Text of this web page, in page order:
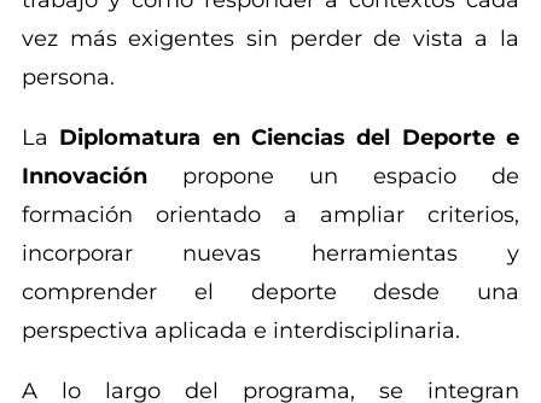
vez más exigentes sin perder de vista a la
persona.
La Diplomatura en Ciencias del Deporte e
Innovaciónpropone un espacio de
formación orientado a ampliar criterios,
incorporar nuevas herramientas y
comprender el deporte desde una
perspectiva aplicada e interdisciplinaria.
A lo largo del programa, se integran